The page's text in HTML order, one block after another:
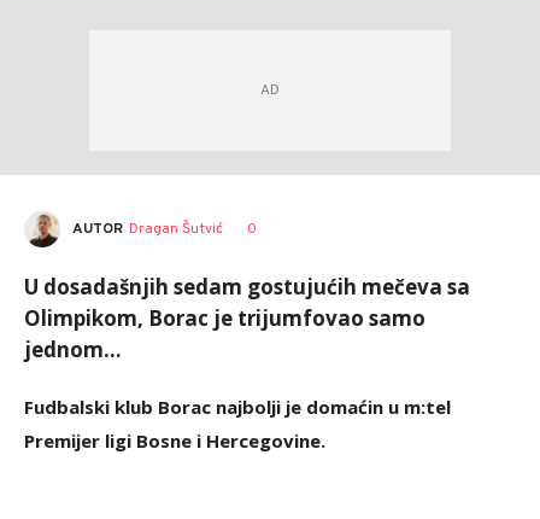
AUTOR Dragan Šutvić 0
U dosadašnjih sedam gostujućih mečeva sa
Olimpikom, Borac je trijumfovao samo
jednom...
Fudbalski klub Borac najbolji je domaćin u m:tel
Premijer ligi Bosne i Hercegovine.